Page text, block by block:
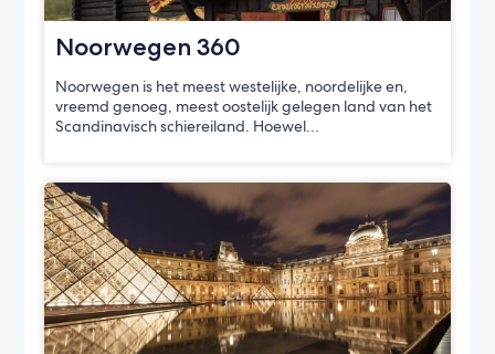
Noorwegen 360
Noorwegen is het meest westelijke, noordelijke en,
vreemd genoeg, meest oostelijk gelegen land van het
Scandinavisch schiereiland. Hoewel…